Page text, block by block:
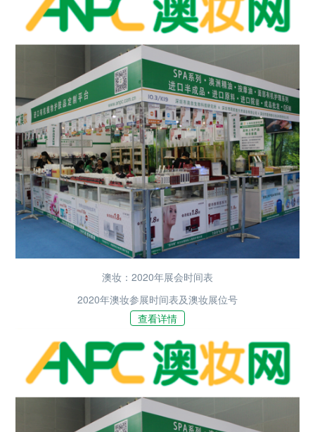
澳妆：2020年展会时间表
2020年澳妆参展时间表及澳妆展位号
查看详情